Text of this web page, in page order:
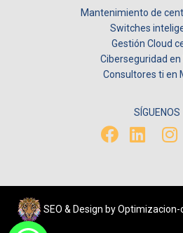
Mantenimiento de
Switches
Gestión Cloud
Ciberseguridad en
Consultores ti en
SÍGUENOS
SEO & Design by